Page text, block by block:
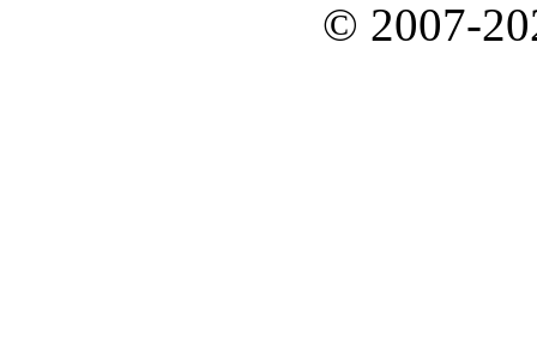
© 2007-